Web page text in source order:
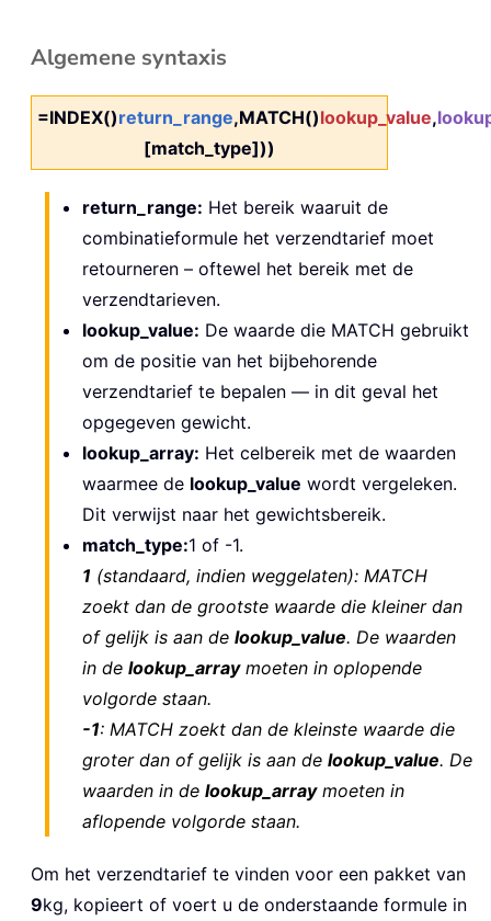
Algemene syntaxis
=INDEX()return_range,MATCH()lookup_value,
[match_type]))
return_range: Het bereik waaruit de
combinatieformule het verzendtarief moet
retourneren – oftewel het bereik met de
verzendtarieven.
lookup_value: De waarde die MATCH gebruikt
om de positie van het bijbehorende
verzendtarief te bepalen — in dit geval het
opgegeven gewicht.
lookup_array: Het celbereik met de waarden
waarmee de lookup_value wordt vergeleken.
Dit verwijst naar het gewichtsbereik.
match_type:1 of -1.
1 (standaard, indien weggelaten): MATCH
zoekt dan de grootste waarde die kleiner dan
of gelijk is aan de lookup_value. De waarden
in de lookup_arraymoeten in oplopende
volgorde staan.
-1: MATCH zoekt dan de kleinste waarde die
groter dan of gelijk is aan de lookup_value. De
waarden in de lookup_arraymoeten in
aflopende volgorde staan.
Om het verzendtarief te vinden voor een pakket van
9kg, kopieert of voert u de onderstaande formule in